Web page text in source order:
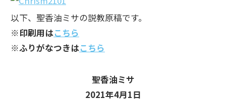
以下、聖香油ミサの説教原稿です。
※印刷用はこちら
※ふりがなつきはこちら
聖香油ミサ
2021年4月1日